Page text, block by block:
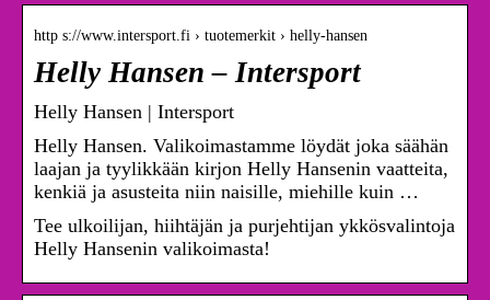
http s://www.intersport.fi › tuotemerkit › helly-hansen
Helly Hansen – Intersport
Helly Hansen | Intersport
Helly Hansen. Valikoimastamme löydät joka säähän
laajan ja tyylikkään kirjon Helly Hansenin vaatteita,
kenkiä ja asusteita niin naisille, miehille kuin …
Tee ulkoilijan, hiihtäjän ja purjehtijan ykkösvalintoja
Helly Hansenin valikoimasta!